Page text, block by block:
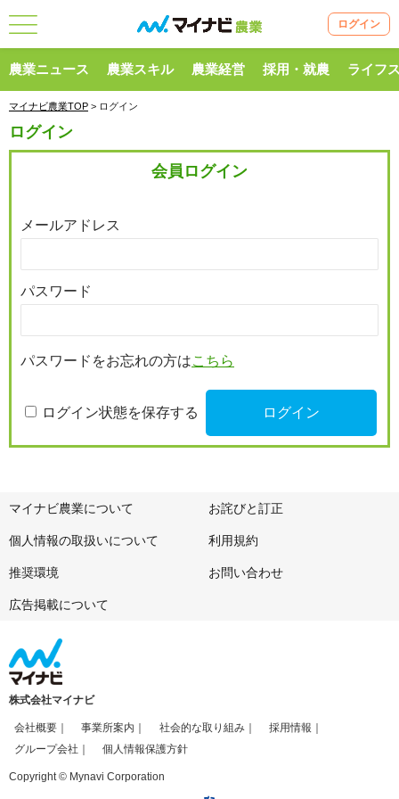
ログイン
農業ニュース 農業スキル 農業経営 採用・就農 ライフ
マイナビ農業TOP > ログイン
ログイン
会員ログイン
メールアドレス
パスワード
パスワードをお忘れの方はこちら
ログイン状態を保存する
マイナビ農業について お詫びと訂正
個人情報の取扱いについて 利用規約
推奨環境 お問い合わせ
広告掲載について
株式会社マイナビ
会社概要 事業所案内 社会的な取り組み
採用情報
グループ会社
個人情報保護方針
Copyright © Mynavi Corporation